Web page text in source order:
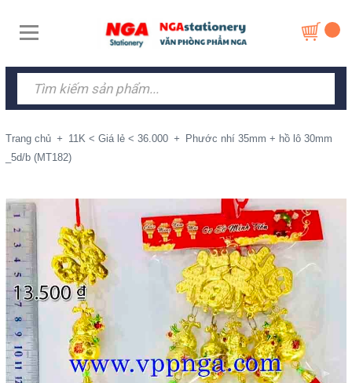
Trang chủ + 11K < Giá lẻ < 36.000 +
Phước nhí 35mm + hồ lô 30mm
_5d/b (MT182)